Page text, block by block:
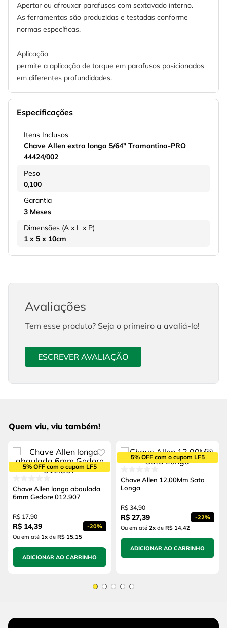
Apertar ou afrouxar parafusos com sextavado interno.
As ferramentas são produzidas e testadas conforme
normas específicas.
Aplicação
permite a aplicação de torque em parafusos posicionados
em diferentes profundidades.
Especificações
Itens Inclusos
Chave Allen extra longa 5/64'' Tramontina-PRO
44424/002
Peso
0,100
Garantia
3 Meses
Dimensões (A x L x P)
1 x 5 x 10cm
Avaliações
Tem esse produto? Seja o primeiro a avaliá-lo!
ESCREVER AVALIAÇÃO
Quem viu, viu também!
5% OFF com o cupom LF5
Chave Allen longa abaulada
6mm Gedore 012.907
R$ 17,90
R$ 14,39 -20%
Ou em até 1x de R$ 15,15
ADICIONAR AO CARRINHO
5% OFF com o cupom LF5
Chave Allen 12,00Mm Sata
Longa
R$ 34,90
R$ 27,39 -22%
Ou em até 2x de R$ 14,42
ADICIONAR AO CARRINHO